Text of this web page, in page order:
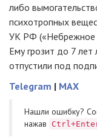
либо
психотропных
УК РФ («Небрежное
Ему грозит до 7
отпустили под
Telegram | MAX
Нашли ошибку?
нажав